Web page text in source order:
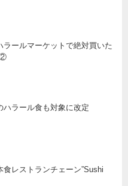
ラールマーケットで絶対買いた
②
ハラール食も対象に改定
レストランチェーン”Sushi